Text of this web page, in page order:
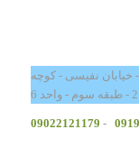
خیابان نفیسی - کوچه
-
09022121179